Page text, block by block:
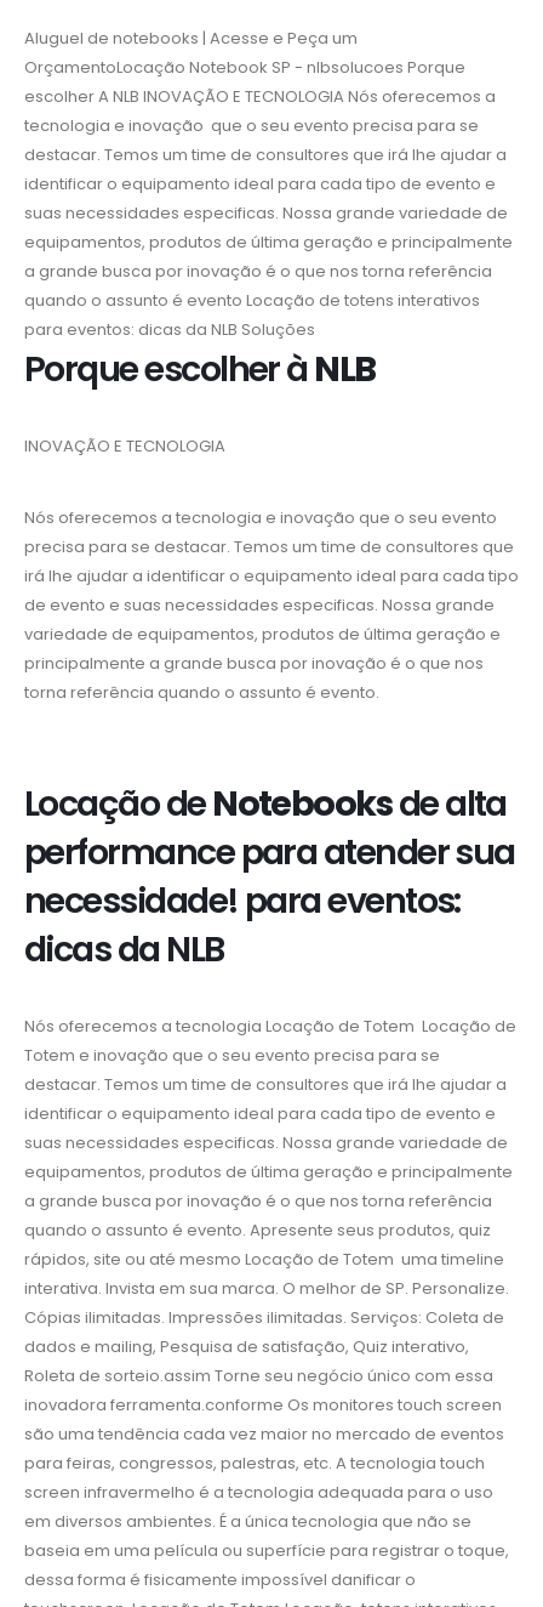
Aluguel de notebooks | Acesse e Peça um
Orçamento‎Locação Notebook SP - nlbsolucoes Porque
escolher A NLB INOVAÇÃO E TECNOLOGIA Nós oferecemos a
tecnologia e inovação que o seu evento precisa para se
destacar. Temos um time de consultores que irá lhe ajudar a
identificar o equipamento ideal para cada tipo de evento e
suas necessidades especificas. Nossa grande variedade de
equipamentos, produtos de última geração e principalmente
a grande busca por inovação é o que nos torna referência
quando o assunto é evento Locação de totens interativos
para eventos: dicas da NLB Soluções
Porque escolher à NLB
INOVAÇÃO E TECNOLOGIA
Nós oferecemos a tecnologia e inovação que o seu evento
precisa para se destacar. Temos um time de consultores que
irá lhe ajudar a identificar o equipamento ideal para cada tipo
de evento e suas necessidades especificas. Nossa grande
variedade de equipamentos, produtos de última geração e
principalmente a grande busca por inovação é o que nos
torna referência quando o assunto é evento.
Locação deNotebooksde alta
performance para atender sua
necessidade! para eventos:
dicas da NLB
Nós oferecemos a tecnologia Locação de Totem Locação de
Totem e inovação que o seu evento precisa para se
destacar. Temos um time de consultores que irá lhe ajudar a
identificar o equipamento ideal para cada tipo de evento e
suas necessidades especificas. Nossa grande variedade de
equipamentos, produtos de última geração e principalmente
a grande busca por inovação é o que nos torna referência
quando o assunto é evento. Apresente seus produtos, quiz
rápidos, site ou até mesmo Locação de Totem uma timeline
interativa. Invista em sua marca. O melhor de SP. Personalize.
Cópias ilimitadas. Impressões ilimitadas. Serviços: Coleta de
dados e mailing, Pesquisa de satisfação, Quiz interativo,
Roleta de sorteio.assim Torne seu negócio único com essa
inovadora ferramenta.conforme Os monitores touch screen
são uma tendência cada vez maior no mercado de eventos
para feiras, congressos, palestras, etc. A tecnologia touch
screen infravermelho é a tecnologia adequada para o uso
em diversos ambientes. É a única tecnologia que não se
baseia em uma película ou superfície para registrar o toque,
dessa forma é fisicamente impossível danificar o